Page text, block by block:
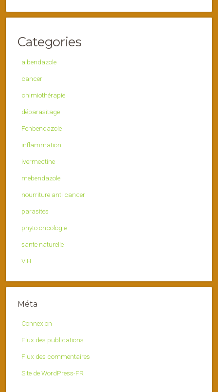
Categories
albendazole
cancer
chimiothérapie
déparasitage
Fenbendazole
inflammation
ivermectine
mebendazole
nourriture anti cancer
parasites
phyto oncologie
sante naturelle
VIH
Méta
Connexion
Flux des publications
Flux des commentaires
Site de WordPress-FR